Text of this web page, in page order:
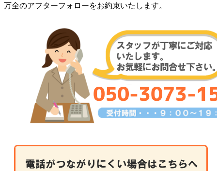
万全のアフターフォローをお約束いたします。